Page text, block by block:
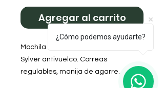
Agregar al carrito
Mochila Bomber, interior forrado en
Sylver antivuelco. Correas
regulables, manija de agarre.
APTA PARA TERMOS DE 1.300LTS.
¿Cómo podemos ayudarte?